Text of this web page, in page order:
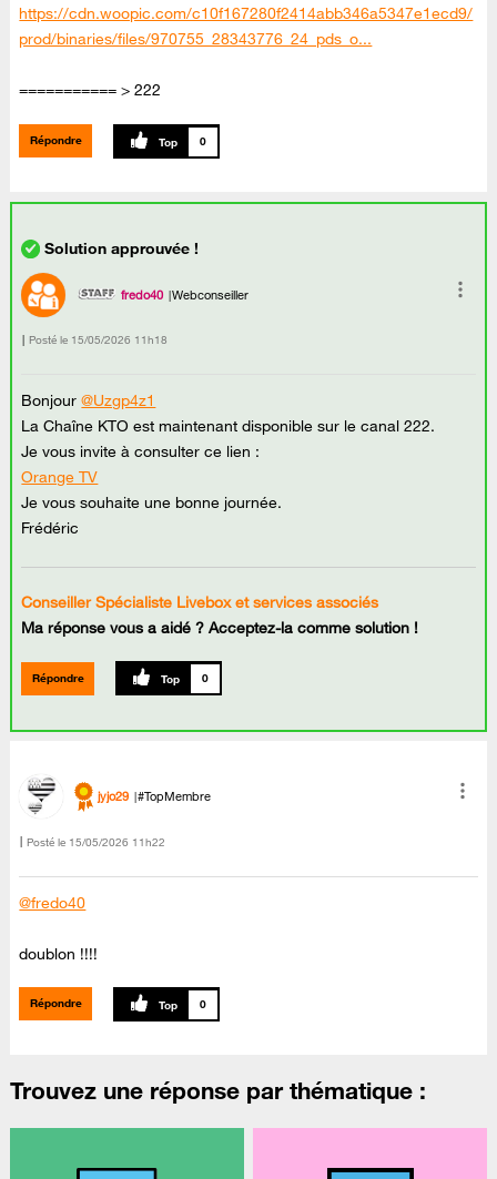
https://cdn.woopic.com/c10f167280f2414abb346a5347e1ecd9/
prod/binaries/files/970755_28343776_24_pds_o...
=========== > 222
Répondre 0
fredo40 Webconseiller
Posté le ‎15/05/2026 11h18
Bonjour@Uzgp4z1
La Chaîne KTO est maintenant disponible sur le canal 222.
Je vous invite à consulter ce lien :
Orange TV
Je vous souhaite une bonne journée.
Frédéric
Conseiller Spécialiste Livebox et services associés
Ma réponse vous a aidé ? Acceptez-la comme solution !
Répondre 0
jyjo29 #TopMembre
Posté le ‎15/05/2026 11h22
@fredo40
doublon !!!!
Répondre 0
Trouvez une réponse par thématique :